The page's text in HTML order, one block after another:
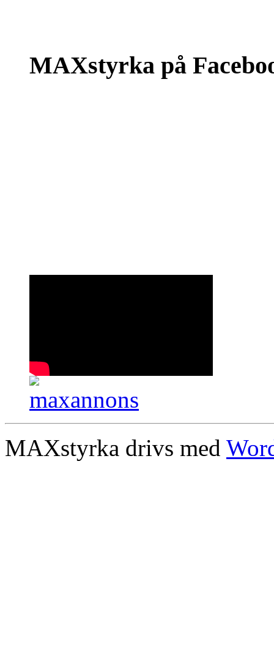
MAXstyrka på
MAXstyrka drivs med